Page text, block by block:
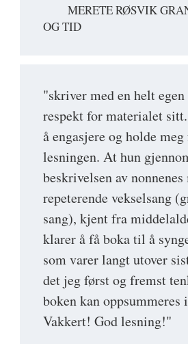
MERETE RØSVIK
OG TID
"skriver med en helt
respekt for materialet
å engasjere og holde
lesningen. At hun
beskrivelsen av
repeterende vekselsang
sang), kjent fra
klarer å få boka til å
som varer langt utover
det jeg først og fremst
boken kan oppsummeres
Vakkert! God lesning!"